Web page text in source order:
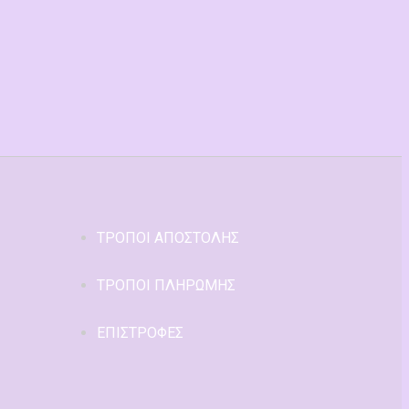
ΤΡΟΠΟΙ ΑΠΟΣΤΟΛΗΣ
ΤΡΟΠΟΙ ΠΛΗΡΩΜΗΣ
ΕΠΙΣΤΡΟΦΕΣ